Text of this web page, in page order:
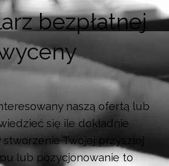
bezpłatnej
naszą ofertą lub
się ile dokładnie
stworzenie Twojej przyszłej
lub pozycjonowanie to